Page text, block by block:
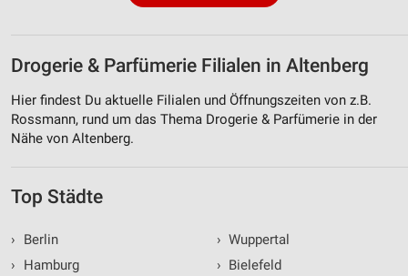
Drogerie & Parfümerie Filialen in Altenberg
Hier findest Du aktuelle Filialen und Öffnungszeiten von z.B.
Rossmann, rund um das Thema Drogerie & Parfümerie in der
Nähe von Altenberg.
Top Städte
›
Berlin
›
Hamburg
› Wuppertal
› Bielefeld